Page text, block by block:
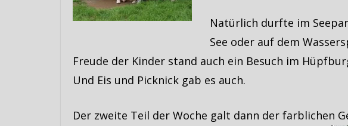
Natürlich durfte im
See oder auf dem
Freude der Kinder stand auch ein Besuch im
Und Eis und Picknick gab es auch.
Der zweite Teil der Woche galt dann der farblichen